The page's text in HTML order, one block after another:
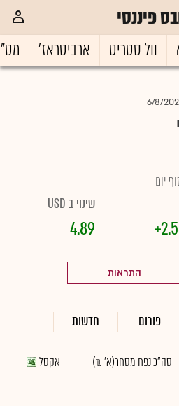
פיננסי
וול סטריט ארביטראז'
6/8/
יום
שינוי ב USD
4.89
התראות
פורום חדשות
סה"כ נפח מסחר(א' ₪) אקסל